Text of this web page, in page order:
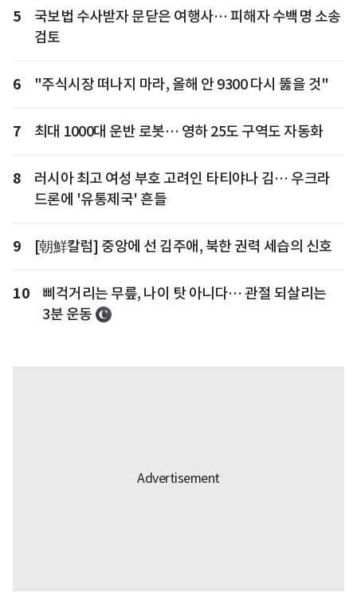
5
국보법 수사받자 문닫은 여행사… 피해자 수백명 소송
검토
6 "주식시장 떠나지 마라, 올해 안 9300 다시 뚫을 것"
7 최대 1000대 운반 로봇… 영하 25도 구역도 자동화
8
러시아 최고 여성 부호 고려인 타티야나 김… 우크라
드론에 '유통제국' 흔들
9 [朝鮮칼럼] 중앙에 선 김주애, 북한 권력 세습의 신호
10
삐걱거리는 무릎, 나이 탓 아니다… 관절 되살리는
3분 운동